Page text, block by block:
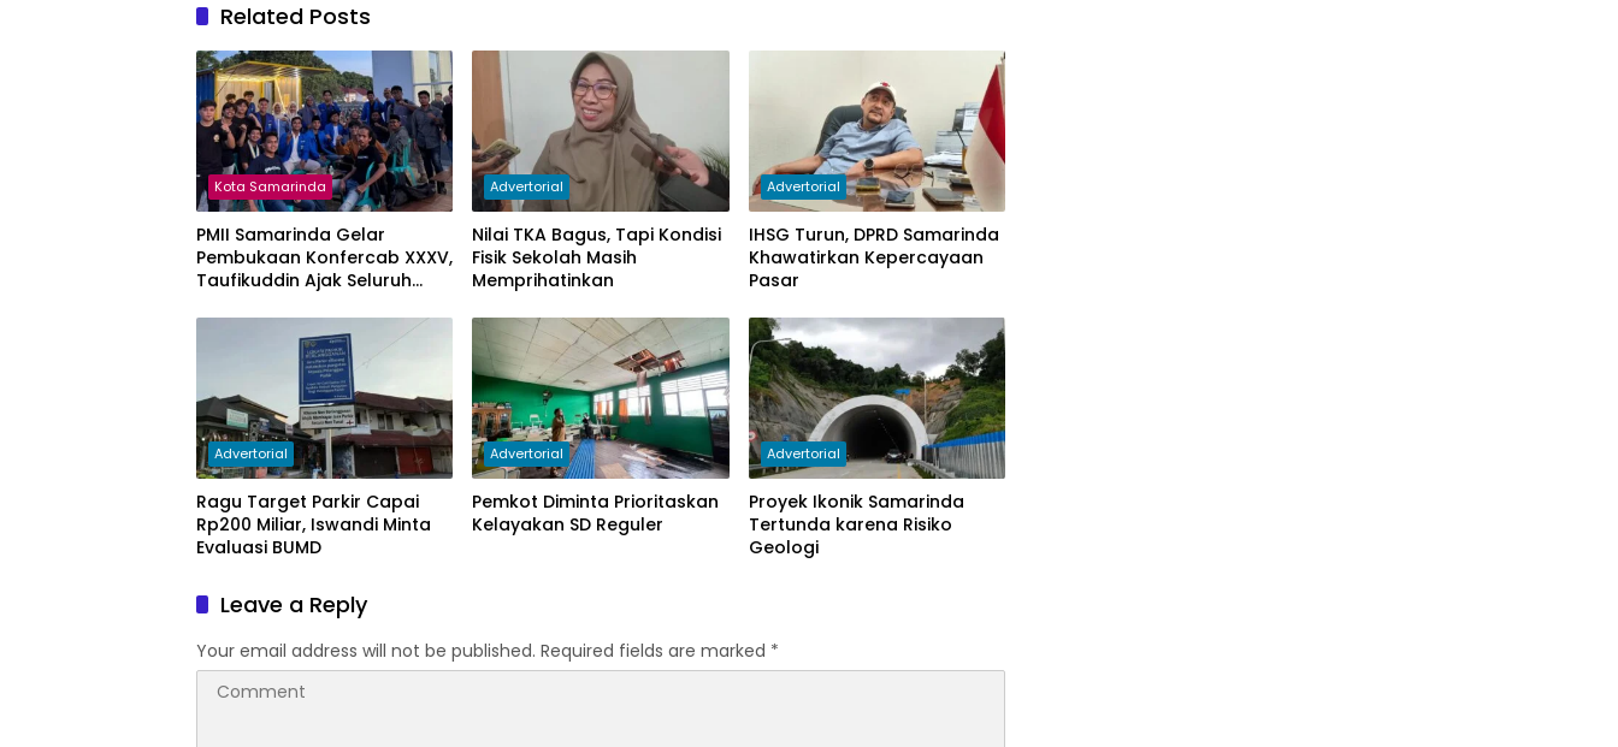
Related Posts
Kota Samarinda
PMII Samarinda Gelar
Pembukaan Konfercab XXXV,
Taufikuddin Ajak Seluruh
Advertorial
Nilai TKA Bagus, Tapi Kondisi
Fisik Sekolah Masih
Memprihatinkan
Advertorial
IHSG Turun, DPRD Samarinda
Khawatirkan Kepercayaan
Pasar
Advertorial
Ragu Target Parkir Capai
Rp200 Miliar, Iswandi Minta
Evaluasi BUMD
Advertorial
Pemkot Diminta Prioritaskan
Kelayakan SD Reguler
Advertorial
Proyek Ikonik Samarinda
Tertunda karena Risiko
Geologi
Leave a Reply
Your email address will not be published. Required fields are marked *